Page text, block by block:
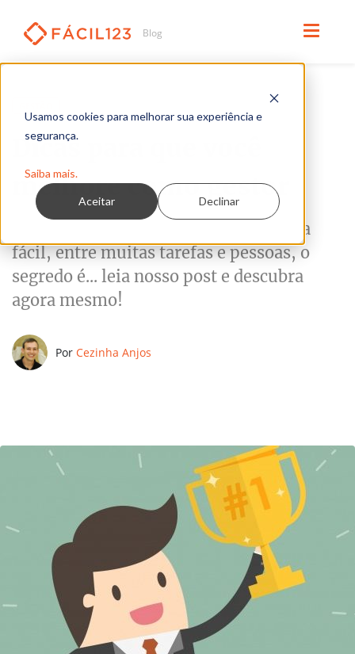
Usamos cookies para melhorar sua experiência e
segurança.
Saiba mais.
Aceitar Declinar
Dicas para que você
melhore como gestor
Melhorar enquanto gestor não é tarefa
fácil, entre muitas tarefas e pessoas, o
segredo é... leia nosso post e descubra
agora mesmo!
Por Cezinha Anjos